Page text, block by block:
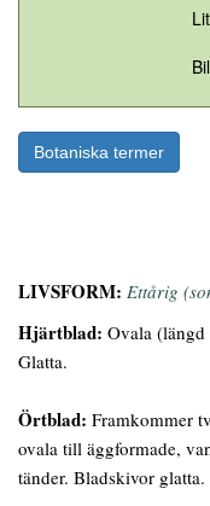
Botaniska termer
LIVSFORM: Ettårig
Hjärtblad: Ovala
Glatta.
Örtblad: Framkommer
ovala till äggformade,
tänder. Bladskivor glatta.